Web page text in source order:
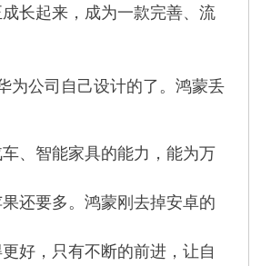
长起来，成为一款完善、流
为公司自己设计的了。鸿蒙丢
、智能家具的能力，能为万
还要多。鸿蒙刚去掉安卓的
好，只有不断的前进，让自